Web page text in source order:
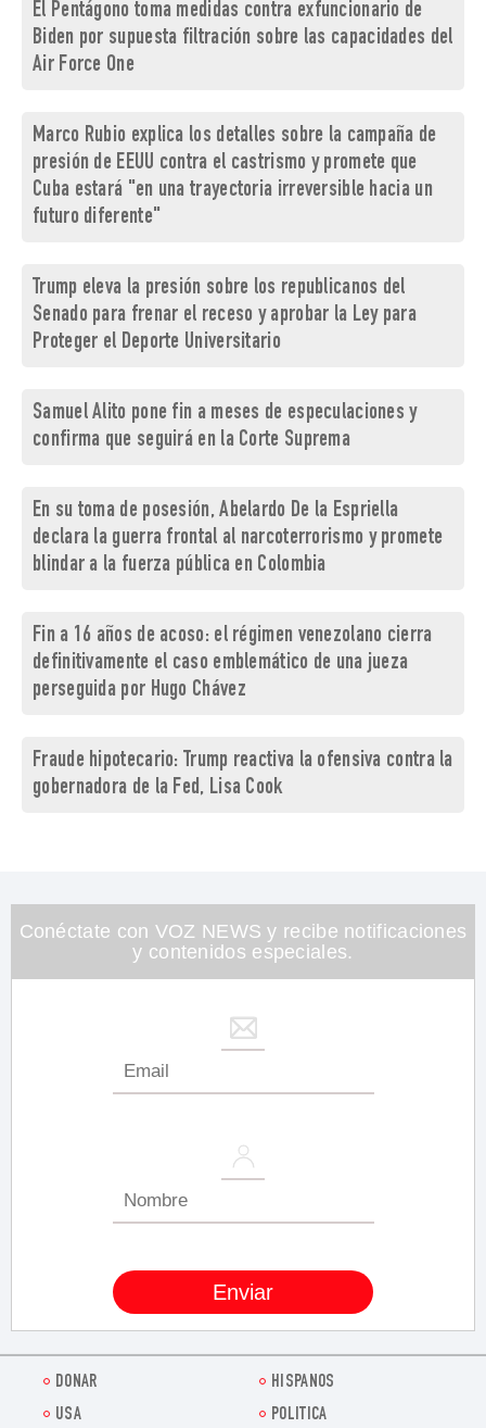
El Pentágono toma medidas contra exfuncionario de
Biden por supuesta filtración sobre las capacidades del
Air Force One
Marco Rubio explica los detalles sobre la campaña de
presión de EEUU contra el castrismo y promete que
Cuba estará "en una trayectoria irreversible hacia un
futuro diferente"
Trump eleva la presión sobre los republicanos del
Senado para frenar el receso y aprobar la Ley para
Proteger el Deporte Universitario
Samuel Alito pone fin a meses de especulaciones y
confirma que seguirá en la Corte Suprema
En su toma de posesión, Abelardo De la Espriella
declara la guerra frontal al narcoterrorismo y promete
blindar a la fuerza pública en Colombia
Fin a 16 años de acoso: el régimen venezolano cierra
definitivamente el caso emblemático de una jueza
perseguida por Hugo Chávez
Fraude hipotecario: Trump reactiva la ofensiva contra la
gobernadora de la Fed, Lisa Cook
Conéctate con VOZ NEWS y recibe notificaciones
y contenidos especiales.
DONAR
HISPANOS
USA
POLITICA